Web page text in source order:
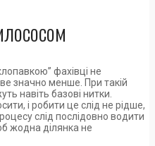
фахівці не
значно менше. При такій
навіть базові нитки.
і робити це слід не рідше,
слід послідовно водити
жодна ділянка не